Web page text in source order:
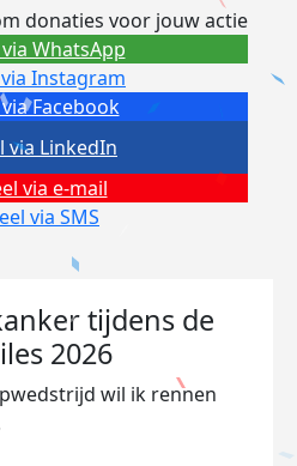
donaties voor jouw actie
Facebook
Instagram
via e-mail
via SMS
via LinkedIn
WhatsApp
tijdens de
2026
wil ik rennen